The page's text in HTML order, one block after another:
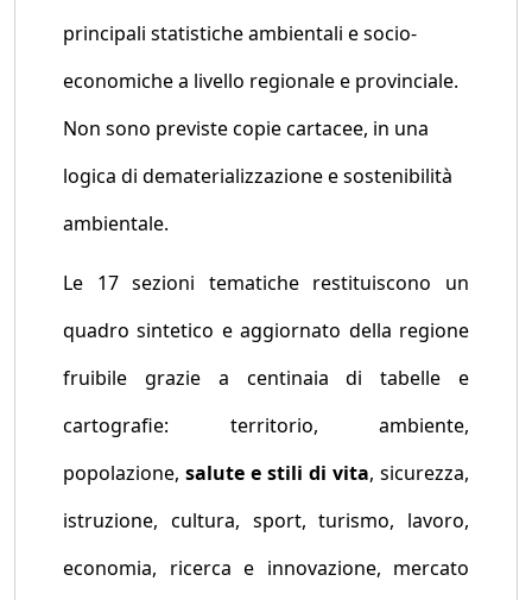
principali statistiche ambientali e socio-
economiche a livello regionale e provinciale.
Non sono previste copie cartacee, in una
logica di dematerializzazione e sostenibilità
ambientale.
Le 17 sezioni tematiche restituiscono un
quadro sintetico e aggiornato della regione
fruibile grazie a centinaia di tabelle e
cartografie: territorio, ambiente,
popolazione, salute e stili di vita, sicurezza,
istruzione, cultura, sport, turismo, lavoro,
economia, ricerca e innovazione, mercato